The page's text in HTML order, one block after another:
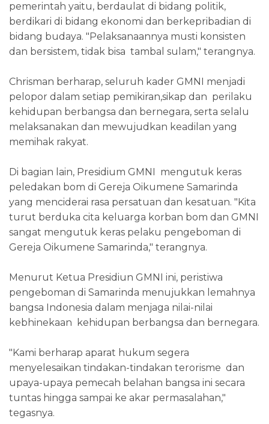
pemerintah yaitu, berdaulat di bidang politik,
berdikari di bidang ekonomi dan berkepribadian di
bidang budaya. "Pelaksanaannya musti konsisten
dan bersistem, tidak bisa tambal sulam," terangnya.
Chrisman berharap, seluruh kader GMNI menjadi
pelopor dalam setiap pemikiran,sikap dan perilaku
kehidupan berbangsa dan bernegara, serta selalu
melaksanakan dan mewujudkan keadilan yang
memihak rakyat.
Di bagian lain, Presidium GMNI mengutuk keras
peledakan bom di Gereja Oikumene Samarinda
yang menciderai rasa persatuan dan kesatuan. "Kita
turut berduka cita keluarga korban bom dan GMNI
sangat mengutuk keras pelaku pengeboman di
Gereja Oikumene Samarinda," terangnya.
Menurut Ketua Presidiun GMNI ini, peristiwa
pengeboman di Samarinda menujukkan lemahnya
bangsa Indonesia dalam menjaga nilai-nilai
kebhinekaan kehidupan berbangsa dan bernegara.
"Kami berharap aparat hukum segera
menyelesaikan tindakan-tindakan terorisme dan
upaya-upaya pemecah belahan bangsa ini secara
tuntas hingga sampai ke akar permasalahan,"
tegasnya.